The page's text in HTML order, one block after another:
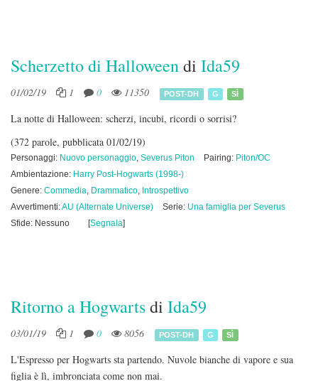
Scherzetto di Halloweendi Ida59
01/02/19 1 0 11350 POST-DH G SÌ
La notte di Halloween: scherzi, incubi, ricordi o sorrisi?
(372 parole, pubblicata 01/02/19)
Personaggi: Nuovo personaggio, Severus Piton Pairing: Piton/OC
Ambientazione: Harry Post-Hogwarts (1998-)
Genere: Commedia, Drammatico, Introspettivo
Avvertimenti:AU (Alternate Universe) Serie: Una famiglia per Severus
Sfide: Nessuno
[Segnala]
Ritorno a Hogwartsdi Ida59
03/01/19 1 0 8056 POST-DH G SÌ
L'Espresso per Hogwarts sta partendo. Nuvole bianche di vapore e sua
figlia è lì, imbronciata come non mai.